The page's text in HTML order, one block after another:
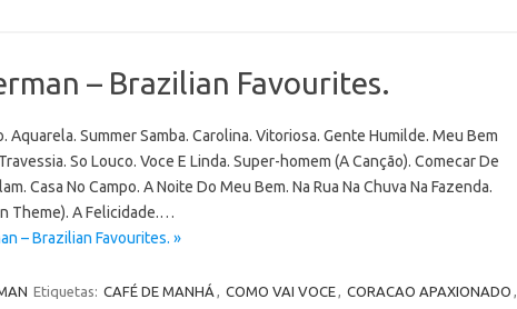
– Brazilian Favourites.
Aquarela. Summer Samba. Carolina. Vitoriosa. Gente Humilde. Meu Bem
So Louco. Voce E Linda. Super-homem (A Canção). Comecar De
Casa No Campo. A Noite Do Meu Bem. Na Rua Na Chuva Na Fazenda.
Theme). A Felicidade.…
– Brazilian Favourites. »
Etiquetas: CAFÉ DE MANHÁ , COMO VAI VOCE, CORACAO APAXIONADO ,